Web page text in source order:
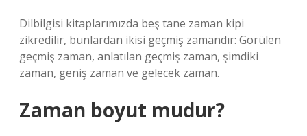
Dilbilgisi kitaplarımızda beş tane zaman kipi
zikredilir, bunlardan ikisi geçmiş zamandır: Görülen
geçmiş zaman, anlatılan geçmiş zaman, şimdiki
zaman, geniş zaman ve gelecek zaman.
Zaman boyut mudur?